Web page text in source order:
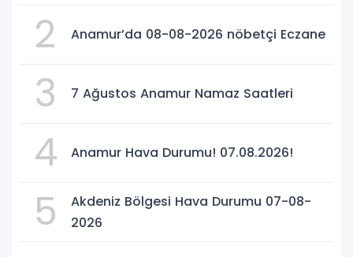
2 Anamur’da 08-08-2026 nöbetçi Eczane
3 7 Ağustos Anamur Namaz Saatleri
4 Anamur Hava Durumu! 07.08.2026!
5
Akdeniz Bölgesi Hava Durumu 07-08-
2026